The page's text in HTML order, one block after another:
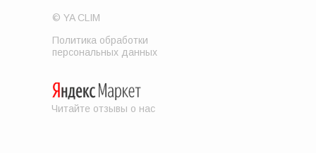
© YA CLIM
Политика обработки
персональных данных
Читайте отзывы о нас